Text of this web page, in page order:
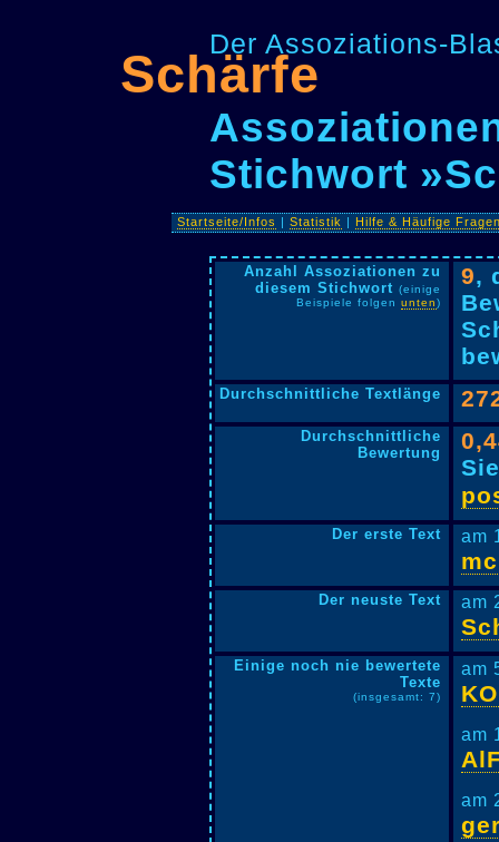
Der Assoziations-
Schärfe
Stichwort
Startseite/Infos |Statistik |Hilfe & Häufige
Anzahl Assoziationen zu
diesem Stichwort (einige
Beispiele folgen unten)
9,
Durchschnittliche Textlänge
Durchschnittliche
Bewertung
Der erste Text am
Der neuste Text am
Einige noch nie bewertete
Texte
(insgesamt: 7)
am
am
am